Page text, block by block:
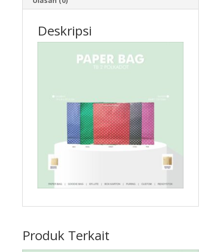
Deskripsi
Produk Terkait